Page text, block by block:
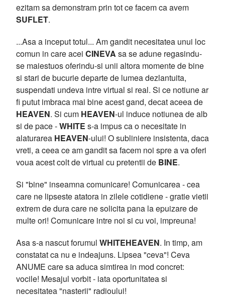
ezitam sa demonstram prin tot ce facem ca avem
SUFLET.
...Asa a inceput totul... Am gandit necesitatea unui loc
comun in care acei CINEVA sa se adune regasindu-
se maiestuos oferindu-si unii altora momente de bine
si stari de bucurie departe de lumea dezlantuita,
suspendati undeva intre virtual si real. Si ce notiune ar
fi putut imbraca mai bine acest gand, decat aceea de
HEAVEN. Si cum HEAVEN-ul induce notiunea de alb
si de pace -WHITE s-a impus ca o necesitate in
alaturarea HEAVEN-ului! O subliniere insistenta, daca
vreti, a ceea ce am gandit sa facem noi spre a va oferi
voua acest colt de virtual cu pretentii de BINE.
Si "bine" inseamna comunicare! Comunicarea - cea
care ne lipseste atatora in zilele cotidiene - gratie vietii
extrem de dura care ne solicita pana la epuizare de
multe ori! Comunicare intre noi si cu voi, impreuna!
Asa s-a nascut forumul WHITEHEAVEN. In timp, am
constatat ca nu e indeajuns. Lipsea "ceva"! Ceva
ANUME care sa aduca simtirea in mod concret:
vocile! Mesajul vorbit - iata oportunitatea si
necesitatea "nasterii" radioului!